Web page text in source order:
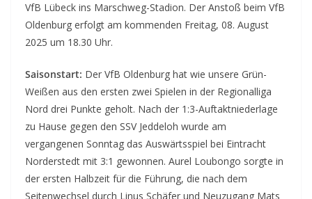
VfB Lübeck ins Marschweg-Stadion. Der Anstoß beim VfB
Oldenburg erfolgt am kommenden Freitag, 08. August
2025 um 18.30 Uhr.
Saisonstart: Der VfB Oldenburg hat wie unsere Grün-
Weißen aus den ersten zwei Spielen in der Regionalliga
Nord drei Punkte geholt. Nach der 1:3-Auftaktniederlage
zu Hause gegen den SSV Jeddeloh wurde am
vergangenen Sonntag das Auswärtsspiel bei Eintracht
Norderstedt mit 3:1 gewonnen. Aurel Loubongo sorgte in
der ersten Halbzeit für die Führung, die nach dem
Seitenwechsel durch Linus Schäfer und Neuzugang Mats